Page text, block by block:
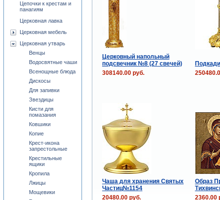
Церковный напольный
подсвечник №8 (27 свечей)
308140.00 руб.
Чаша для хранения Святых
Частиц№1154
Образ
20480.00 руб.
2360.00
Цепочки к крестам и
панагиям
Церковная лавка
Церковная мебель
Церковная утварь
Венцы
Водосвятные чаши
Всенощные блюда
Дискосы
Для запивки
Звездицы
Кисти для
помазания
Ковшики
Копие
Крест-икона
запрестольные
Крестильные
ящики
Кропила
Лжицы
Мощевики